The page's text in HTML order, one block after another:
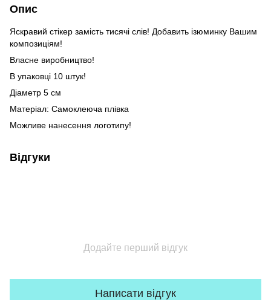
Опис
Яскравий стікер замість тисячі слів! Добавить ізюминку Вашим
композиціям!
Власне виробництво!
В упаковці 10 штук!
Діаметр 5 см
Матеріал: Самоклеюча плівка
Можливе нанесення логотипу!
Відгуки
Додайте перший відгук
Написати відгук